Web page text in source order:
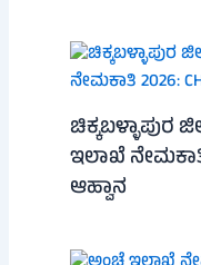
ಇಲಾಖೆ ನೇಮಕಾತಿ
ಆಹ್ವಾನ